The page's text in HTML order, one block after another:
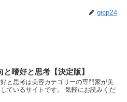
gicp24
嗜好と思考【決定版】
と思考は美容カテゴリーの専門家が美
ているサイトです。 気軽にお読みくだ